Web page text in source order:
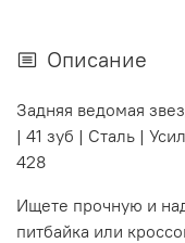
Описание
Задняя ведомая
| 41 зуб | Сталь |
428
Ищете прочную и
питбайка или